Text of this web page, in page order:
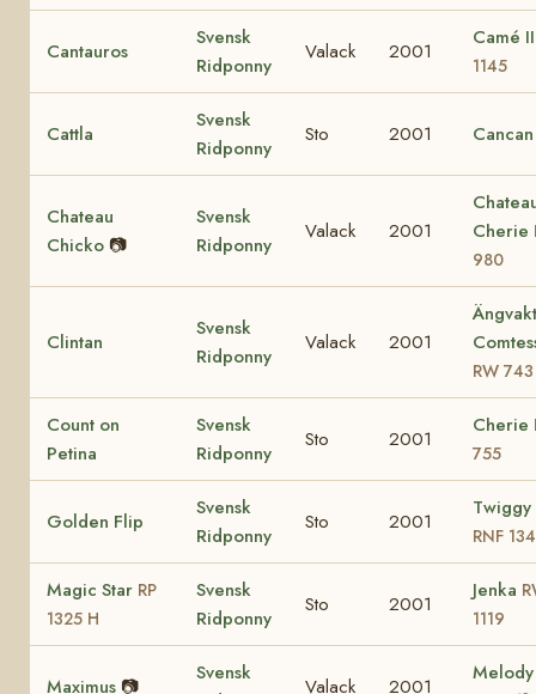
Cantauros
Svensk
Ridponny
Valack 2001
Camé
1145
Cattla
Svensk
Ridponny
Sto 2001 Cancan
Chateau
Chicko 📷
Svensk
Ridponny
Valack 2001
Cherie
980
Clintan
Svensk
Ridponny
Valack 2001
RW 743
Count on
Petina
Svensk
Ridponny
Sto 2001
Cherie
755
Golden Flip
Svensk
Ridponny
Sto 2001
Twiggy
RNF
Magic Star RP
1325 H
Svensk
Ridponny
Sto 2001
Jenka
1119
Maximus 📷
Svensk
Valack 2001